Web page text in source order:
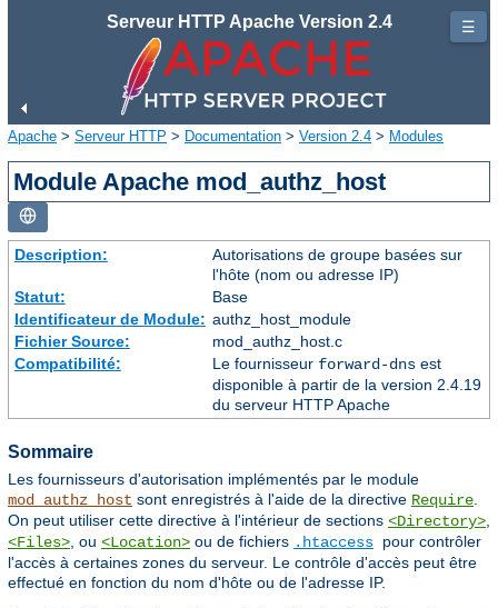
Serveur HTTP Apache Version 2.4
Apache > Serveur HTTP > Documentation > Version 2.4 > Modules
Module Apache mod_authz_host
Description:
Autorisations de groupe basées sur
l'hôte (nom ou adresse IP)
Statut:
Base
Identificateur de Module: authz_host_module
Fichier Source:
mod_authz_host.c
Compatibilité:
Le fournisseur forward-dnsest
disponible à partir de la version 2.4.19
du serveur HTTP Apache
Sommaire
Les fournisseurs d'autorisation implémentés par le module
mod_authz_host sont enregistrés à l'aide de la directive Require
On peut utiliser cette directive à l'intérieur de sections <Directory>
<Files> , ou <Location> ou de fichiers .htaccess pour contrôler
l'accès à certaines zones du serveur. Le contrôle d'accès peut être
effectué en fonction du nom d'hôte ou de l'adresse IP.
☰